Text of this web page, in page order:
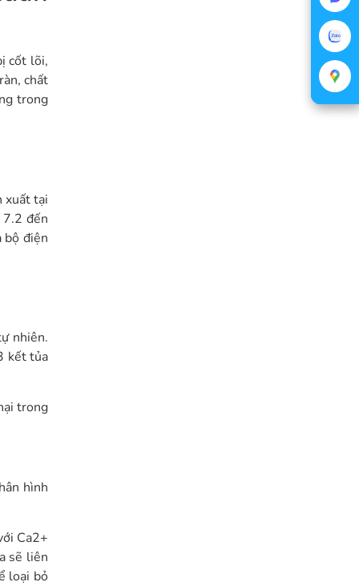
cốt lõi,
chất
trong
xuất tại
đến
bộ điện
nhiên.
kết tủa
trong
hình
Ca2+
sẽ liên
loại bỏ